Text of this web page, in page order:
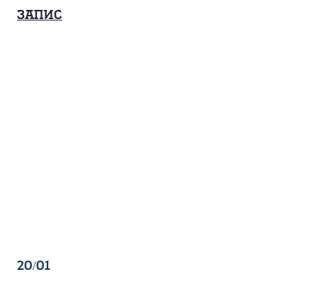
Запис
20/01